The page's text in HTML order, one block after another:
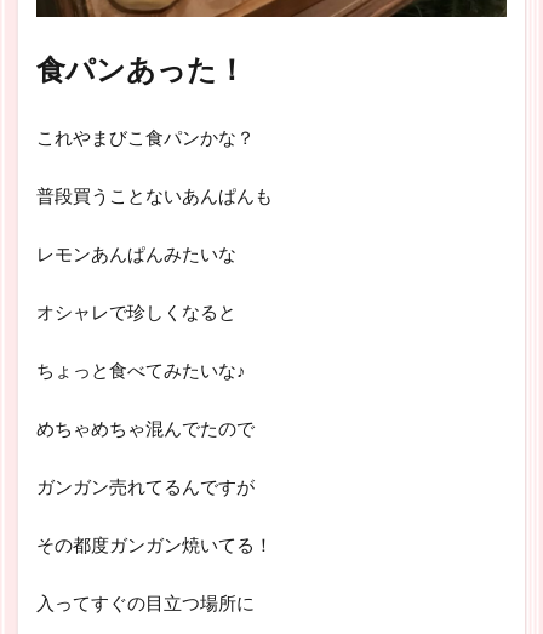
食パンあった！
これやまびこ食パンかな？
普段買うことないあんぱんも
レモンあんぱんみたいな
オシャレで珍しくなると
ちょっと食べてみたいな♪
めちゃめちゃ混んでたので
ガンガン売れてるんですが
その都度ガンガン焼いてる！
入ってすぐの目立つ場所に